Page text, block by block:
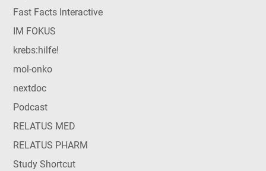
Fast Facts Interactive
IM FOKUS
krebs:hilfe!
mol-onko
nextdoc
Podcast
RELATUS MED
RELATUS PHARM
Study Shortcut